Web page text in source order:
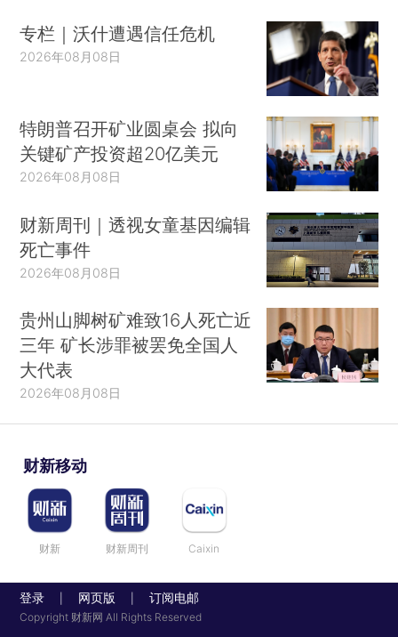
专栏｜沃什遭遇信任危机
2026年08月08日
特朗普召开矿业圆桌会 拟向
关键矿产投资超20亿美元
2026年08月08日
财新周刊｜透视女童基因编辑
死亡事件
2026年08月08日
贵州山脚树矿难致16人死亡近
三年 矿长涉罪被罢免全国人
大代表
2026年08月08日
财新移动
财新 财新周刊 Caixin
登录 网页版 订阅电邮
Copyright 财新网 All Rights Reserved